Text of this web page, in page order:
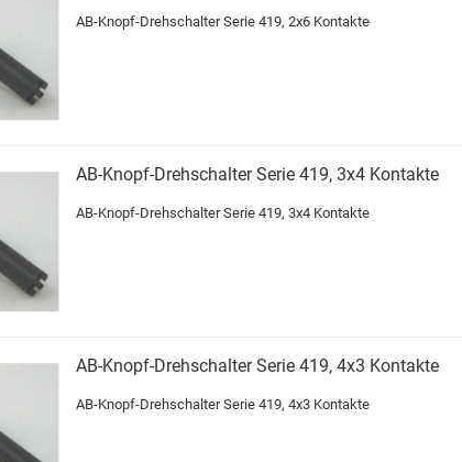
AB-Knopf-Drehschalter Serie 419, 2x6 Kontakte
AB-Knopf-Drehschalter Serie 419, 3x4 Kontakte
AB-Knopf-Drehschalter Serie 419, 3x4 Kontakte
AB-Knopf-Drehschalter Serie 419, 4x3 Kontakte
AB-Knopf-Drehschalter Serie 419, 4x3 Kontakte